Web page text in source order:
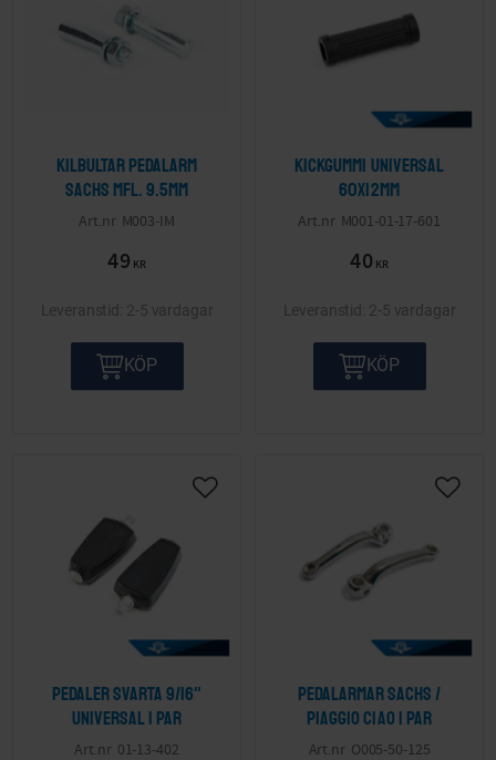
Kilbultar pedalarm
Sachs mfl. 9.5mm
M003-IM
49 KR
2-5 vardagar
KÖP
Kickgummi Universal
60x12mm
M001-01-17-601
40 KR
2-5 vardagar
KÖP
Pedaler Svarta 9/16"
Universal 1 par
01-13-402
Pedalarmar Sachs /
Piaggio Ciao 1 par
O005-50-125